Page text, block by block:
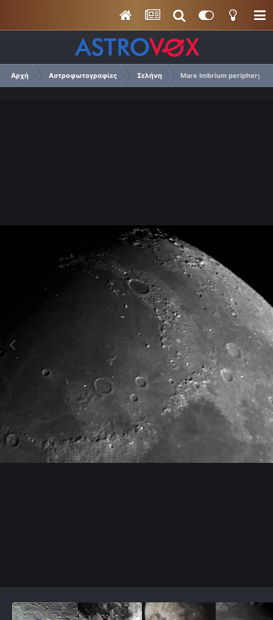
Αρχή Αστροφωτογραφίες Σελήνη Mare Imbrium periphery